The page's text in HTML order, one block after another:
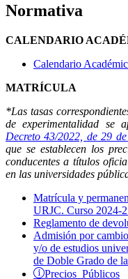
Normativa
CALENDARIO
Calendario
MATRÍCULA
*Las tasas
de experimentalidad se
Decreto 43/2022, de 29
que se establecen los
conducentes a títulos
en las universidades
Matrícula y
URJC. Curso 2024-
Reglamento de
Admisión por
y/o de estudios
de Doble Grado de
Precios Públicos